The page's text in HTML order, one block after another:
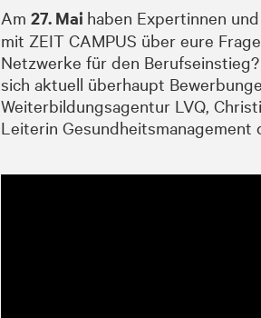
Am 27. Mai haben Expertinnen
mit ZEIT CAMPUS über eure
Netzwerke für den
sich aktuell überhaupt
Weiterbildungsagentur LVQ,
Leiterin